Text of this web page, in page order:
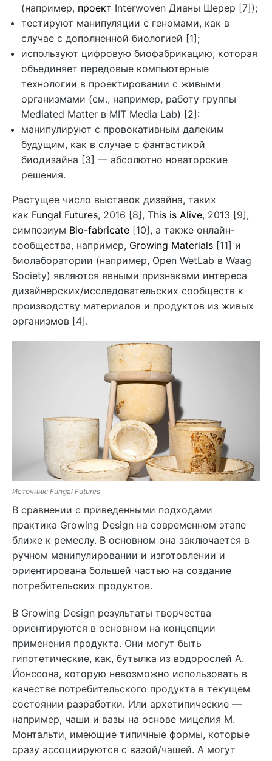
(например, проект Interwoven Дианы Шерер [7]);
тестируют манипуляции с геномами, как в
случае с дополненной биологией [1];
используют цифровую биофабрикацию, которая
объединяет передовые компьютерные
технологии в проектировании с живыми
организмами (см., например, работу группы
Mediated Matter в MIT Media Lab) [2]:
манипулируют с провокативным далеким
будущим, как в случае с фантастикой
биодизайна [3] — абсолютно новаторские
решения.
Растущее число выставок дизайна, таких
как Fungal Futures, 2016 [8], This is Alive, 2013 [9],
симпозиум Bio-fabricate [10], а также онлайн-
сообщества, например, Growing Materials [11] и
биолаборатории (например, Open WetLab в Waag
Society) являются явными признаками интереса
дизайнерских/исследовательских сообществ к
производству материалов и продуктов из живых
организмов [4].
Источник: Fungal Futures
В сравнении с приведенными подходами
практика Growing Design на современном этапе
ближе к ремеслу. В основном она заключается в
ручном манипулировании и изготовлении и
ориентирована большей частью на создание
потребительских продуктов.
В Growing Design результаты творчества
ориентируются в основном на концепции
применения продукта. Они могут быть
гипотетические, как, бутылка из водорослей А.
Йонссона, которую невозможно использовать в
качестве потребительского продукта в текущем
состоянии разработки. Или архетипические —
например, чаши и вазы на основе мицелия М.
Монтальти, имеющие типичные формы, которые
сразу ассоциируются с вазой/чашей. А могут